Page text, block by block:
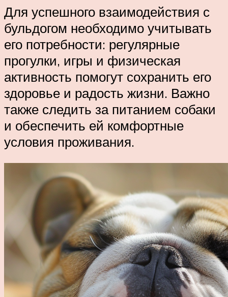
Для успешного взаимодействия с
бульдогом необходимо учитывать
его потребности: регулярные
прогулки, игры и физическая
активность помогут сохранить его
здоровье и радость жизни. Важно
также следить за питанием собаки
и обеспечить ей комфортные
условия проживания.